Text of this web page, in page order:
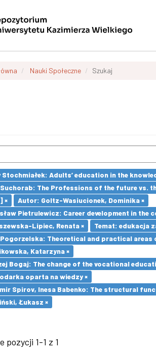
Nauki Społeczne Szukaj
Stochmiałek: Adults’ education in the
Suchorab: The Professions of the future vs.
×
Autor: Goltz-Wasiucionek, Dominika ×
Pietrulewicz: Career development in
Lipiec, Renata ×
Temat: edukacja
Pogorzelska: Theoretical and practical
Katarzyna ×
Bogaj: The change of the vocational
oparta na wiedzy ×
Spirov, Inesa Babenko: The structural
Łukasz ×
pozycji 1-1 z 1